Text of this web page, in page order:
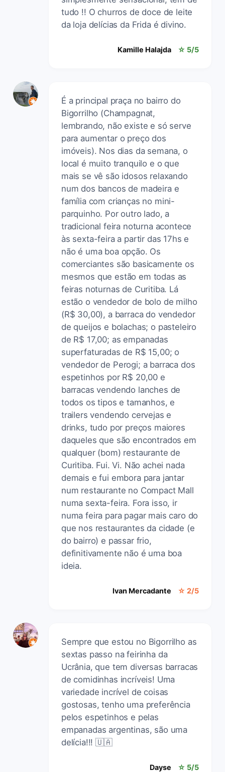
tudo !! O churros de doce de leite
da loja delícias da Frida é divino.
Kamille Halajda ☆ 5/5
É a principal praça no bairro do
Bigorrilho (Champagnat,
lembrando, não existe e só serve
para aumentar o preço dos
imóveis). Nos dias da semana, o
local é muito tranquilo e o que
mais se vê são idosos relaxando
num dos bancos de madeira e
família com crianças no mini-
parquinho. Por outro lado, a
tradicional feira noturna acontece
às sexta-feira a partir das 17hs e
não é uma boa opção. Os
comerciantes são basicamente os
mesmos que estão em todas as
feiras noturnas de Curitiba. Lá
estão o vendedor de bolo de milho
(R$ 30,00), a barraca do vendedor
de queijos e bolachas; o pasteleiro
de R$ 17,00; as empanadas
superfaturadas de R$ 15,00; o
vendedor de Perogi; a barraca dos
espetinhos por R$ 20,00 e
barracas vendendo lanches de
todos os tipos e tamanhos, e
trailers vendendo cervejas e
drinks, tudo por preços maiores
daqueles que são encontrados em
qualquer (bom) restaurante de
Curitiba. Fui. Vi. Não achei nada
demais e fui embora para jantar
num restaurante no Compact Mall
numa sexta-feira. Fora isso, ir
numa feira para pagar mais caro do
que nos restaurantes da cidade (e
do bairro) e passar frio,
definitivamente não é uma boa
ideia.
Ivan Mercadante ☆ 2/5
Sempre que estou no Bigorrilho as
sextas passo na feirinha da
Ucrânia, que tem diversas barracas
de comidinhas incríveis! Uma
variedade incrível de coisas
gostosas, tenho uma preferência
pelos espetinhos e pelas
empanadas argentinas, são uma
delícia!!! 🇺🇦
Dayse ☆ 5/5